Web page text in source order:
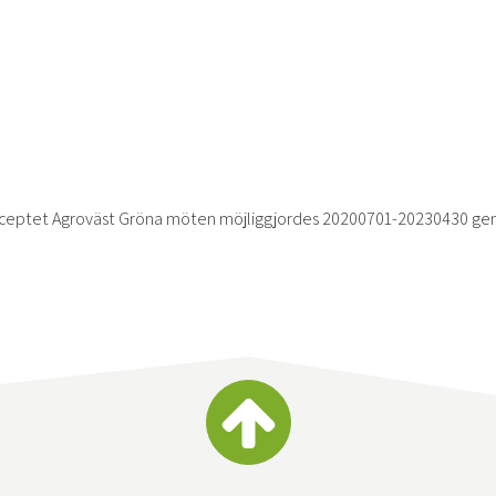
Agroväst Gröna möten möjliggjordes 20200701-20230430